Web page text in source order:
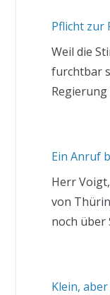
Pflicht zur
Weil die
furchtbar
Regierung
Ein Anruf
Herr
von
noch über
Klein,